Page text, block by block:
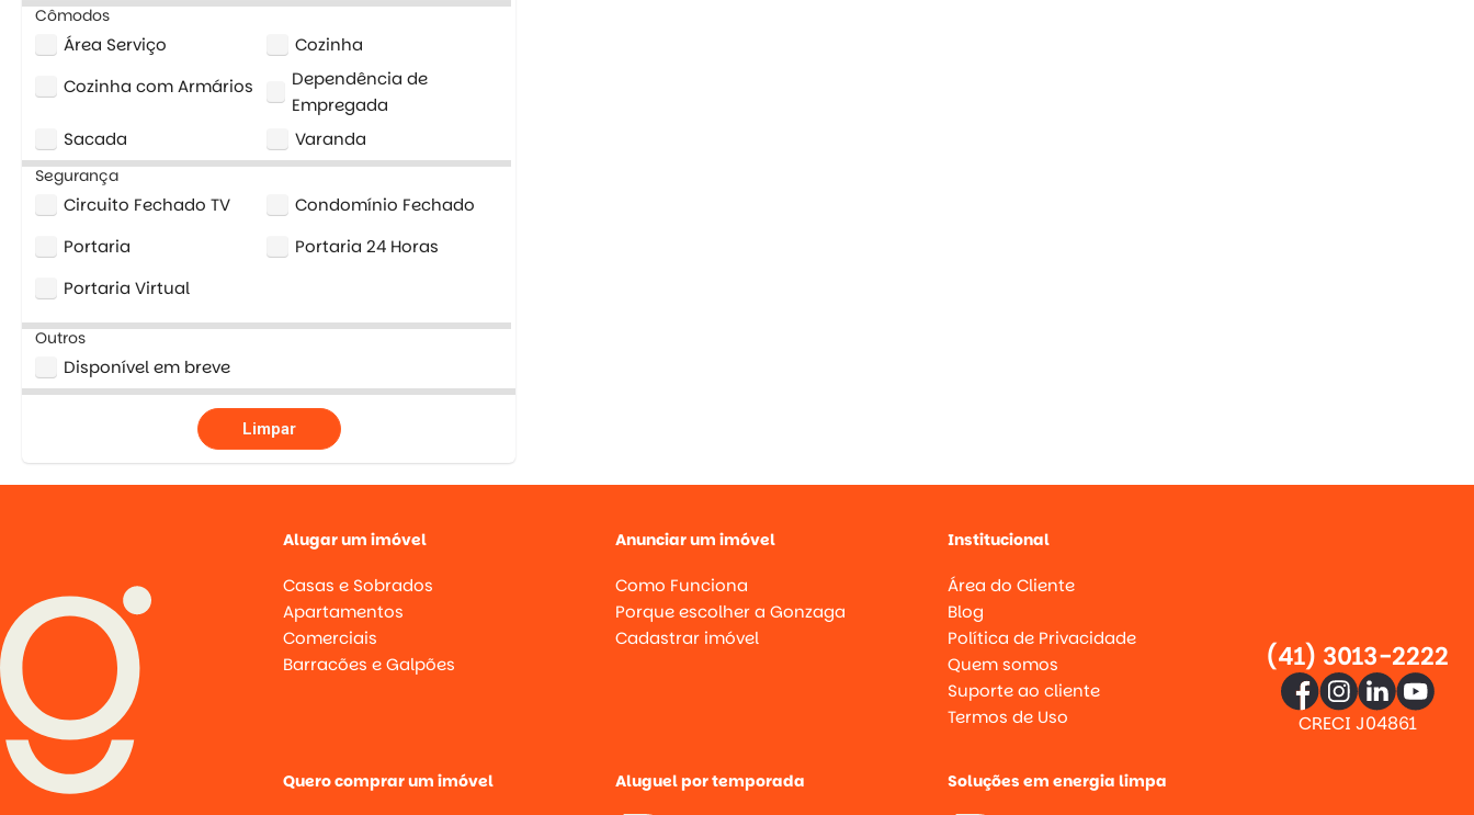
Cômodos
Área Serviço
Cozinha
Cozinha com Armários
Dependência de
Empregada
Sacada
Varanda
Segurança
Circuito Fechado TV
Condomínio Fechado
Portaria
Portaria 24 Horas
Portaria Virtual
Outros
Disponível em breve
Limpar
Alugar um imóvel
Casas e Sobrados
Apartamentos
Comerciais
Barracões e Galpões
Anunciar um imóvel
Como Funciona
Porque escolher a Gonzaga
Cadastrar imóvel
Institucional
Área do Cliente
Blog
Política de Privacidade
Quem somos
Suporte ao cliente
Termos de Uso
Quero comprar um imóvel Aluguel por temporada Soluções em energia limpa
(41) 3013-2222
CRECI J04861